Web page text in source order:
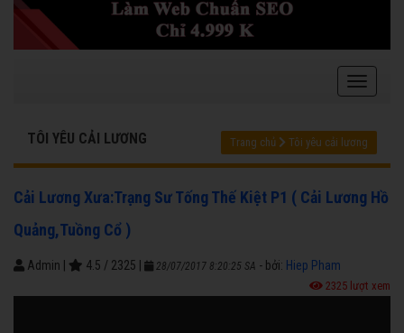
TÔI YÊU CẢI LƯƠNG Trang chủ Tôi yêu cải lương
Cải Lương Xưa:Trạng Sư Tống Thế Kiệt P1 ( Cải Lương Hồ
Quảng,Tuồng Cổ )
Admin 4.5 / 2325 28/07/2017 8:20:25 SA - bởi: Hiep Pham
2325 lượt xem